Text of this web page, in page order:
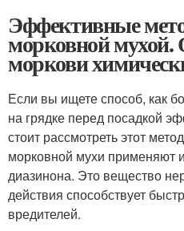
Эффективные
морковной мухой.
моркови
Если вы ищете способ, как
на грядке перед посадкой
стоит рассмотреть этот
морковной мухи применяют
диазинона. Это вещество
действия способствует
вредителей.